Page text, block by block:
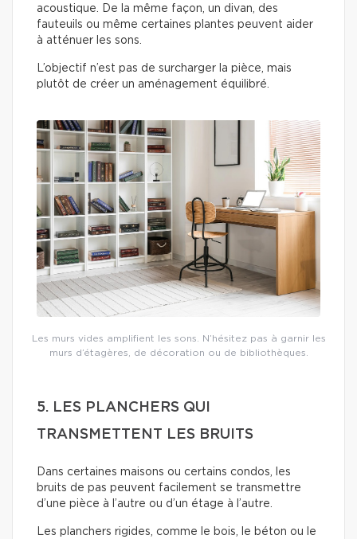
acoustique. De la même façon, un divan, des
fauteuils ou même certaines plantes peuvent aider
à atténuer les sons.
L’objectif n’est pas de surcharger la pièce, mais
plutôt de créer un aménagement équilibré.
Les murs vides amplifient les sons. N’hésitez pas à garnir les
murs d’étagères, de décoration ou de bibliothèques.
5. LES PLANCHERS QUI
TRANSMETTENT LES BRUITS
Dans certaines maisons ou certains condos, les
bruits de pas peuvent facilement se transmettre
d’une pièce à l’autre ou d’un étage à l’autre.
Les planchers rigides, comme le bois, le béton ou le